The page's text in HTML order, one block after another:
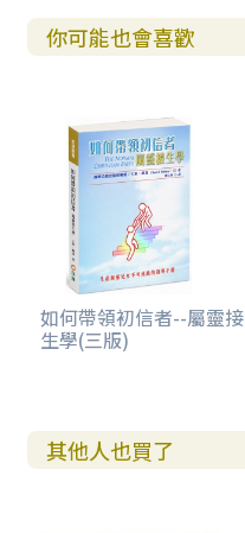
你可能也會喜歡
如何帶領初信者--屬靈接
生學(三版)
其他人也買了